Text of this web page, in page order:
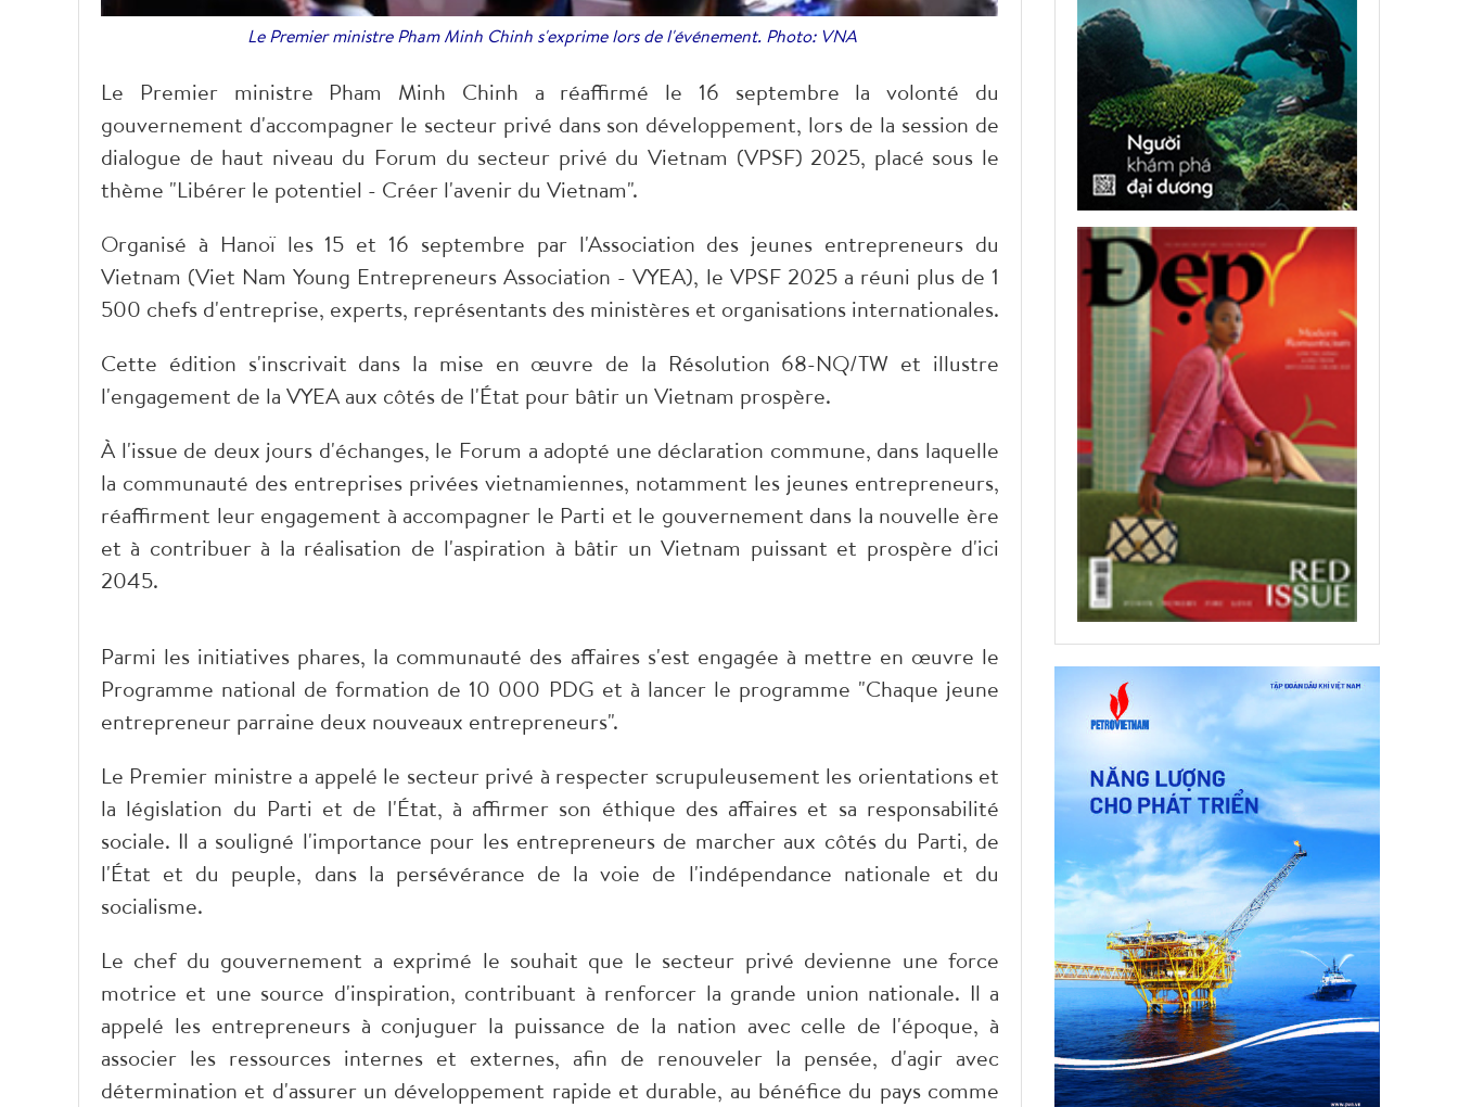
Le Premier ministre Pham Minh Chinh s'exprime lors de l'événement. Photo: VNA
Le Premier ministre Pham Minh Chinh a réaffirmé le 16 septembre la volonté du
gouvernement d'accompagner le secteur privé dans son développement, lors de la session de
dialogue de haut niveau du Forum du secteur privé du Vietnam (VPSF) 2025, placé sous le
thème "Libérer le potentiel - Créer l'avenir du Vietnam".
Organisé à Hanoï les 15 et 16 septembre par l'Association des jeunes entrepreneurs du
Vietnam (Viet Nam Young Entrepreneurs Association - VYEA), le VPSF 2025 a réuni plus de 1
500 chefs d'entreprise, experts, représentants des ministères et organisations internationales.
Cette édition s'inscrivait dans la mise en œuvre de la Résolution 68-NQ/TW et illustre
l'engagement de la VYEA aux côtés de l'État pour bâtir un Vietnam prospère.
À l'issue de deux jours d'échanges, le Forum a adopté une déclaration commune, dans laquelle
la communauté des entreprises privées vietnamiennes, notamment les jeunes entrepreneurs,
réaffirment leur engagement à accompagner le Parti et le gouvernement dans la nouvelle ère
et à contribuer à la réalisation de l'aspiration à bâtir un Vietnam puissant et prospère d'ici
2045.
Parmi les initiatives phares, la communauté des affaires s'est engagée à mettre en œuvre le
Programme national de formation de 10 000 PDG et à lancer le programme "Chaque jeune
entrepreneur parraine deux nouveaux entrepreneurs".
Le Premier ministre a appelé le secteur privé à respecter scrupuleusement les orientations et
la législation du Parti et de l'État, à affirmer son éthique des affaires et sa responsabilité
sociale. Il a souligné l'importance pour les entrepreneurs de marcher aux côtés du Parti, de
l'État et du peuple, dans la persévérance de la voie de l'indépendance nationale et du
socialisme.
Le chef du gouvernement a exprimé le souhait que le secteur privé devienne une force
motrice et une source d'inspiration, contribuant à renforcer la grande union nationale. Il a
appelé les entrepreneurs à conjuguer la puissance de la nation avec celle de l'époque, à
associer les ressources internes et externes, afin de renouveler la pensée, d'agir avec
détermination et d'assurer un développement rapide et durable, au bénéfice du pays comme